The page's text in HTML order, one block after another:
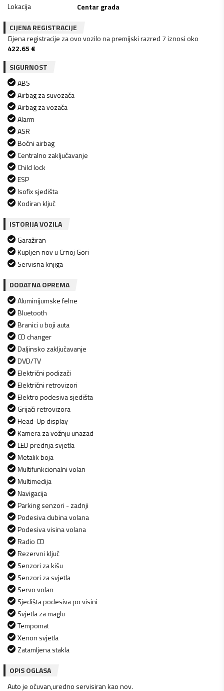
Lokacija
Centar grada
CIJENA REGISTRACIJE
Cijena registracije za ovo vozilo na premijski razred 7 iznosi oko
422.65 €
SIGURNOST
ABS
Airbag za suvozača
Airbag za vozača
Alarm
ASR
Bočni airbag
Centralno zaključavanje
Child lock
ESP
Isofix sjedišta
Kodiran ključ
ISTORIJA VOZILA
Garažiran
Kupljen nov u Crnoj Gori
Servisna knjiga
DODATNA OPREMA
Aluminijumske felne
Bluetooth
Branici u boji auta
CD changer
Daljinsko zaključavanje
DVD/TV
Električni podizači
Električni retrovizori
Elektro podesiva sjedišta
Grijači retrovizora
Head-Up display
Kamera za vožnju unazad
LED prednja svjetla
Metalik boja
Multifunkcionalni volan
Multimedija
Navigacija
Parking senzori - zadnji
Podesiva dubina volana
Podesiva visina volana
Radio CD
Rezervni ključ
Senzori za kišu
Senzori za svjetla
Servo volan
Sjedišta podesiva po visini
Svjetla za maglu
Tempomat
Xenon svjetla
Zatamljena stakla
OPIS OGLASA
Auto je očuvan,uredno servisiran kao nov.